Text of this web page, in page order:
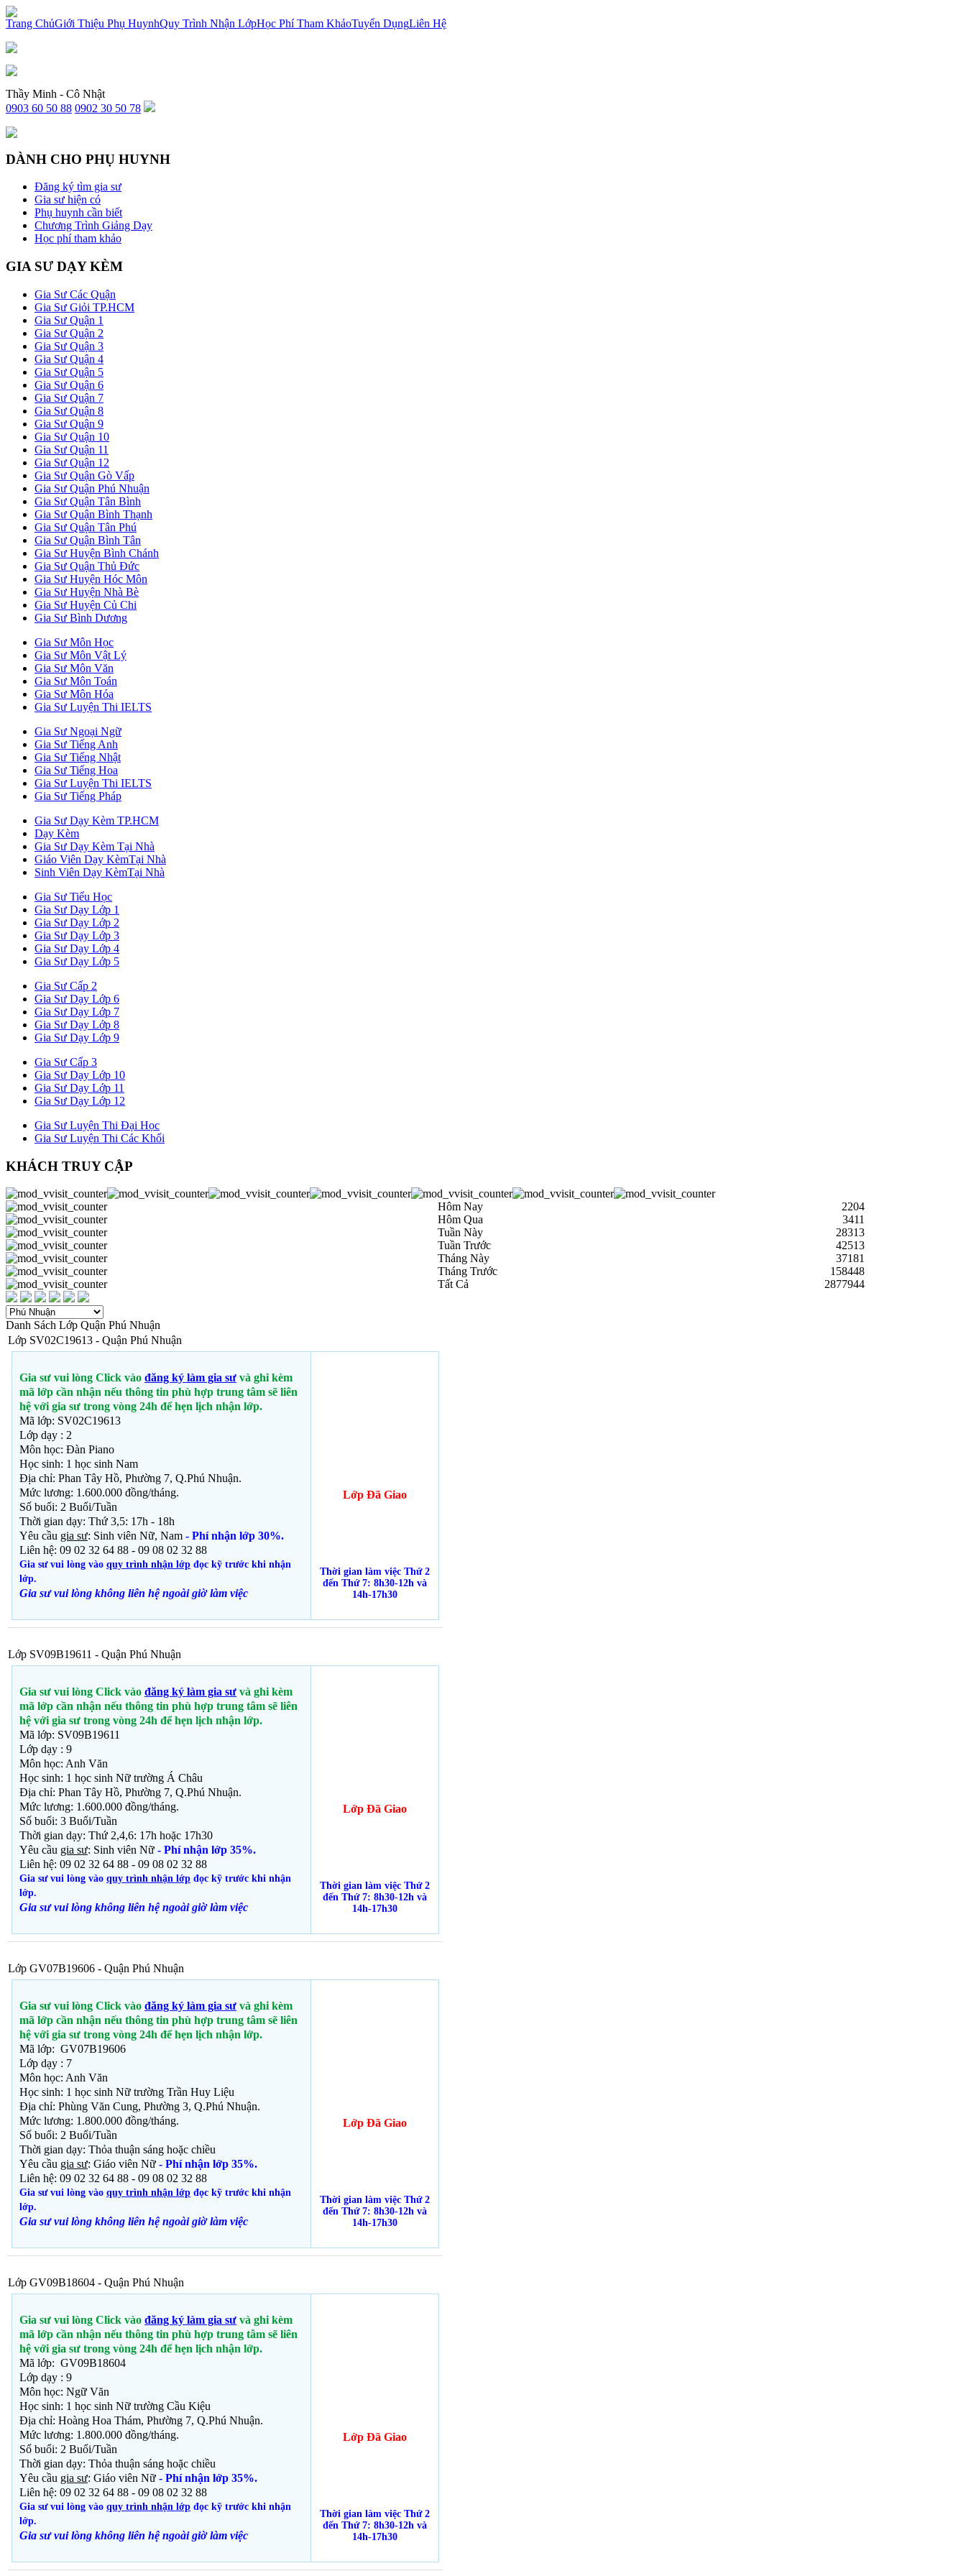
x
Trang ChủGiới Thiệu Phụ HuynhQuy Trình Nhận LớpHọc Phí Tham KhảoTuyển DụngLiên Hệ
Thầy Minh - Cô Nhật
0903 60 50 88 0902 30 50 78
DÀNH CHO PHỤ HUYNH
Đăng ký tìm gia sư
Gia sư hiện có
Phụ huynh cần biết
Chương Trình Giảng Dạy
Học phí tham khảo
GIA SƯ DẠY KÈM
Gia Sư Các Quận
Gia Sư Giỏi TP.HCM
Gia Sư Quận 1
Gia Sư Quận 2
Gia Sư Quận 3
Gia Sư Quận 4
Gia Sư Quận 5
Gia Sư Quận 6
Gia Sư Quận 7
Gia Sư Quận 8
Gia Sư Quận 9
Gia Sư Quận 10
Gia Sư Quận 11
Gia Sư Quận 12
Gia Sư Quận Gò Vấp
Gia Sư Quận Phú Nhuận
Gia Sư Quận Tân Bình
Gia Sư Quận Bình Thạnh
Gia Sư Quận Tân Phú
Gia Sư Quận Bình Tân
Gia Sư Huyện Bình Chánh
Gia Sư Quận Thủ Đức
Gia Sư Huyện Hóc Môn
Gia Sư Huyện Nhà Bè
Gia Sư Huyện Củ Chi
Gia Sư Bình Dương
Gia Sư Môn Học
Gia Sư Môn Vật Lý
Gia Sư Môn Văn
Gia Sư Môn Toán
Gia Sư Môn Hóa
Gia Sư Luyện Thi IELTS
Gia Sư Ngoại Ngữ
Gia Sư Tiếng Anh
Gia Sư Tiếng Nhật
Gia Sư Tiếng Hoa
Gia Sư Luyện Thi IELTS
Gia Sư Tiếng Pháp
Gia Sư Dạy Kèm TP.HCM
Dạy Kèm
Gia Sư Dạy Kèm Tại Nhà
Giáo Viên Dạy KèmTại Nhà
Sinh Viên Dạy KèmTại Nhà
Gia Sư Tiểu Học
Gia Sư Dạy Lớp 1
Gia Sư Dạy Lớp 2
Gia Sư Dạy Lớp 3
Gia Sư Dạy Lớp 4
Gia Sư Dạy Lớp 5
Gia Sư Cấp 2
Gia Sư Dạy Lớp 6
Gia Sư Dạy Lớp 7
Gia Sư Dạy Lớp 8
Gia Sư Dạy Lớp 9
Gia Sư Cấp 3
Gia Sư Dạy Lớp 10
Gia Sư Dạy Lớp 11
Gia Sư Dạy Lớp 12
Gia Sư Luyện Thi Đại Học
Gia Sư Luyện Thi Các Khối
KHÁCH TRUY CẬP
Hôm Nay
2204
Hôm Qua
3411
Tuần Này
28313
Tuần Trước
42513
Tháng Này
37181
Tháng Trước
158448
Tất Cả
2877944
Danh Sách Lớp Quận Phú Nhuận
Lớp SV02C19613 - Quận Phú Nhuận
Gia sư vui lòng Click vào đăng ký làm gia sư và ghi kèm
mã lớp cần nhận nếu thông tin phù hợp trung tâm sẽ liên
hệ với gia sư trong vòng 24h để hẹn lịch nhận lớp.
Mã lớp: SV02C19613
Lớp dạy : 2
Môn học: Đàn Piano
Học sinh: 1 học sinh Nam
Địa chỉ: Phan Tây Hồ, Phường 7, Q.Phú Nhuận.
Mức lương: 1.600.000 đồng/tháng.
Số buổi: 2 Buổi/Tuần
Thời gian dạy: Thứ 3,5: 17h - 18h
Yêu cầu gia sư: Sinh viên Nữ, Nam - Phí nhận lớp 30%.
Liên hệ: 09 02 32 64 88 - 09 08 02 32 88
Gia sư vui lòng vào quy trình nhận lớp đọc kỹ trước khi nhận
lớp.
Gia sư vui lòng không liên hệ ngoài giờlàm việc
Lớp Đã Giao
Thời gian làm việc Thứ 2
đến Thứ 7: 8h30-12h và
14h-17h30
Lớp SV09B19611 - Quận Phú Nhuận
Gia sư vui lòng Click vào đăng ký làm gia sư và ghi kèm
mã lớp cần nhận nếu thông tin phù hợp trung tâm sẽ liên
hệ với gia sư trong vòng 24h để hẹn lịch nhận lớp.
Mã lớp: SV09B19611
Lớp dạy : 9
Môn học: Anh Văn
Học sinh: 1 học sinh Nữ trường Á Châu
Địa chỉ: Phan Tây Hồ, Phường 7, Q.Phú Nhuận.
Mức lương: 1.600.000 đồng/tháng.
Số buổi: 3 Buổi/Tuần
Thời gian dạy: Thứ 2,4,6: 17h hoặc 17h30
Yêu cầu gia sư: Sinh viên Nữ - Phí nhận lớp 35%.
Liên hệ: 09 02 32 64 88 - 09 08 02 32 88
Gia sư vui lòng vào quy trình nhận lớp đọc kỹ trước khi nhận
lớp.
Gia sư vui lòng không liên hệ ngoài giờlàm việc
Lớp Đã Giao
Thời gian làm việc Thứ 2
đến Thứ 7: 8h30-12h và
14h-17h30
Lớp GV07B19606 - Quận Phú Nhuận
Gia sư vui lòng Click vào đăng ký làm gia sư và ghi kèm
mã lớp cần nhận nếu thông tin phù hợp trung tâm sẽ liên
hệ với gia sư trong vòng 24h để hẹn lịch nhận lớp.
Mã lớp: GV07B19606
Lớp dạy : 7
Môn học: Anh Văn
Học sinh: 1 học sinh Nữ trường Trần Huy Liệu
Địa chỉ: Phùng Văn Cung, Phường 3, Q.Phú Nhuận.
Mức lương: 1.800.000 đồng/tháng.
Số buổi: 2 Buổi/Tuần
Thời gian dạy: Thỏa thuận sáng hoặc chiều
Yêu cầu gia sư: Giáo viên Nữ - Phí nhận lớp 35%.
Liên hệ: 09 02 32 64 88 - 09 08 02 32 88
Gia sư vui lòng vào quy trình nhận lớp đọc kỹ trước khi nhận
lớp.
Gia sư vui lòng không liên hệ ngoài giờlàm việc
Lớp Đã Giao
Thời gian làm việc Thứ 2
đến Thứ 7: 8h30-12h và
14h-17h30
Lớp GV09B18604 - Quận Phú Nhuận
Gia sư vui lòng Click vào đăng ký làm gia sư và ghi kèm
mã lớp cần nhận nếu thông tin phù hợp trung tâm sẽ liên
hệ với gia sư trong vòng 24h để hẹn lịch nhận lớp.
Mã lớp: GV09B18604
Lớp dạy : 9
Môn học: Ngữ Văn
Học sinh: 1 học sinh Nữ trường Cầu Kiệu
Địa chỉ: Hoàng Hoa Thám, Phường 7, Q.Phú Nhuận.
Mức lương: 1.800.000 đồng/tháng.
Số buổi: 2 Buổi/Tuần
Thời gian dạy: Thỏa thuận sáng hoặc chiều
Yêu cầu gia sư: Giáo viên Nữ - Phí nhận lớp 35%.
Liên hệ: 09 02 32 64 88 - 09 08 02 32 88
Gia sư vui lòng vào quy trình nhận lớp đọc kỹ trước khi nhận
lớp.
Gia sư vui lòng không liên hệ ngoài giờlàm việc
Lớp Đã Giao
Thời gian làm việc Thứ 2
đến Thứ 7: 8h30-12h và
14h-17h30